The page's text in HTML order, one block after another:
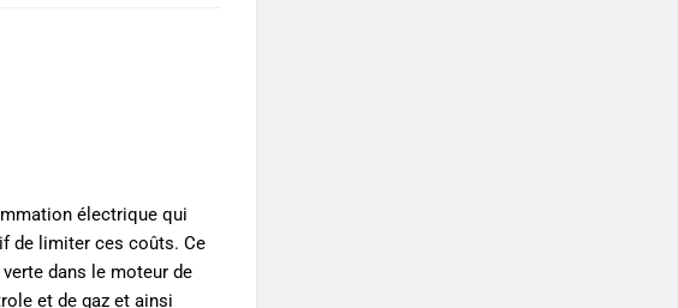
électrique qui
de limiter ces coûts. Ce
dans le moteur de
et de gaz et ainsi